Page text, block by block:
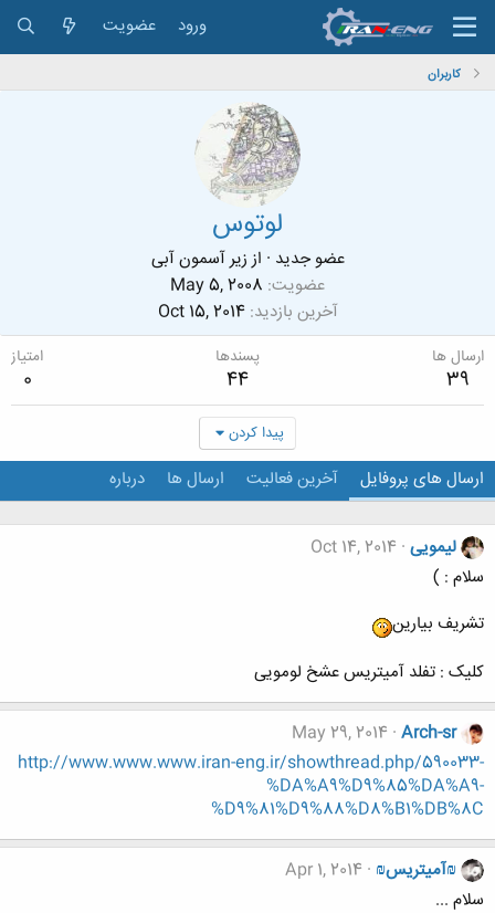
ورود عضویت
کاربران
لوتوس
عضو جدید · اززیر آسمون آبی
عضویت May 5, 2008
آخرین بازدید Oct 15, 2014
ارسال ها
39
پسندها
44
امتیاز
0
پیدا کردن
ارسال های پروفایل آخرین فعالیت ارسال ها درباره
لیمویی Oct 14, 2014
سلام : )
تشریف بیارین
کلیک : تفلد آمیتریس عشخ لومویی
Arch-sr
May 29, 2014
http://www.www.www.iran-eng.ir/showthread.php/590033-
%DA%A9%D9%85%DA%A9-
%D9%81%D9%88%D8%B1%DB%8C
₪آمیتریس₪ Apr 1, 2014
سلام ...